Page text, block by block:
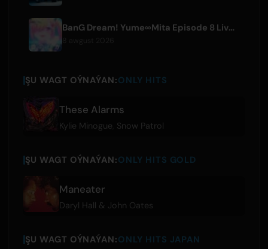
BanG Dream! Yume∞Mita Episode 8 Live Clip Released
ŞU WAGT OÝNAÝAN:ONLY HITS
These Alarms
Kylie Minogue Snow Patrol
ŞU WAGT OÝNAÝAN:ONLY HITS GOLD
Maneater
Daryl Hall & John Oates
ŞU WAGT OÝNAÝAN:ONLY HITS JAPAN